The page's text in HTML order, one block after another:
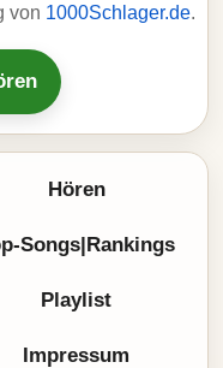
von 1000Schlager.de.
Hören
Songs|Rankings
Playlist
Impressum